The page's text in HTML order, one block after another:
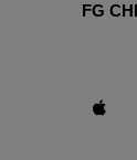
FG